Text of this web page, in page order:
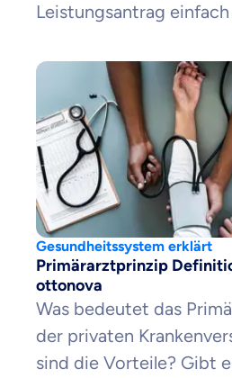
Leistungsantrag
Gesundheitssystem erklärt
Primärarztprinzip
ottonova
Was bedeutet das
der privaten
sind die Vorteile? Gibt